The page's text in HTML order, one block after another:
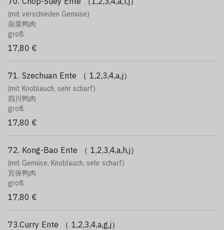
(mit verschieden Gemüse)
杂菜鸭肉
groß
17,80 €
71. Szechuan Ente （ 1,2,3,4,a,j）
(mit Knoblauch, sehr scharf)
四川鸭肉
groß
17,80 €
72. Kong-Bao Ente （ 1,2,3,4,a,h,j）
(mit Gemüse, Knoblauch, sehr scharf)
宫保鸭肉
groß
17,80 €
73.Curry Ente （ 1,2,3,4,a,g,j）